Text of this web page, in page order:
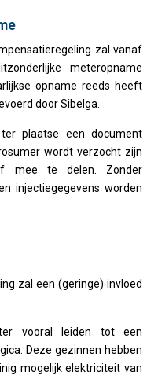
zal vanaf
meteropname
opname reeds heeft
door Sibelga.
plaatse een document
wordt verzocht zijn
mee te delen. Zonder
injectiegegevens worden
zal een (geringe) invloed
vooral leiden tot een
Deze gezinnen hebben
mogelijk elektriciteit van